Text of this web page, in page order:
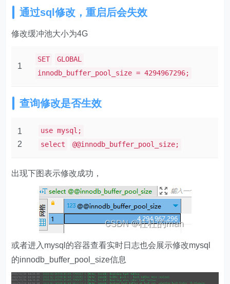
通过sql修改，重启后会失效
修改缓冲池大小为4G
1
SET
GLOBAL
innodb_buffer_pool_size = 4294967296;
查询修改是否生效
1
2
use mysql;
select
@@innodb_buffer_pool_size;
出现下图表示修改成功，
或者进入mysql的容器查看实时日志也会展示修改mysql
的innodb_buffer_pool_size信息